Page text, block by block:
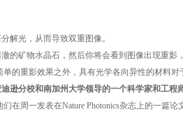
解光，从而导致双重图像。
的矿物水晶石，然后你将会看到图像出现重
的重影效果之外，具有光学各向异性的材料
逊分校和南加州大学领导的一个科学家和工
们在周一发表在Nature Photonics杂志上的一篇论